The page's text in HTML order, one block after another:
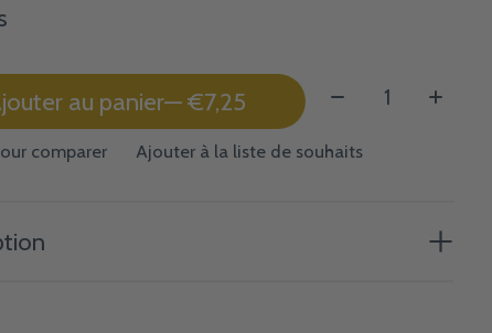
au panier — €7,25 Quantité:
comparer Ajouter à la liste de souhaits